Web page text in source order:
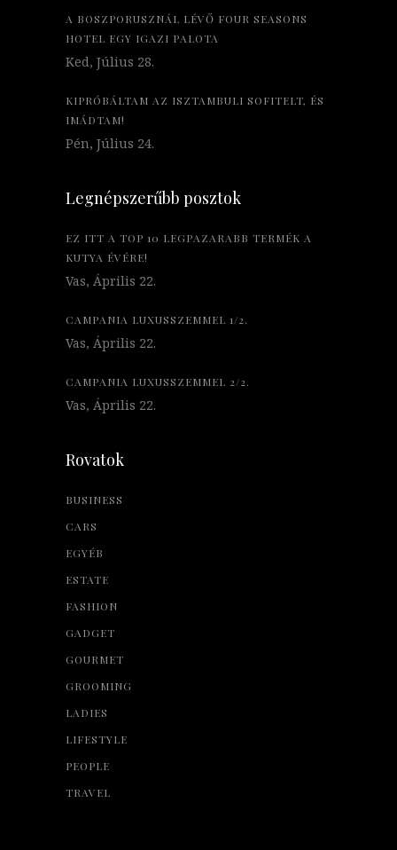
A BOSZPORUSZNÁL LÉVŐ FOUR SEASONS
HOTEL EGY IGAZI PALOTA
Ked, Július 28.
KIPRÓBÁLTAM AZ ISZTAMBULI SOFITELT, ÉS
IMÁDTAM!
Pén, Július 24.
Legnépszerűbb posztok
EZ ITT A TOP 10 LEGPAZARABB TERMÉK A
KUTYA ÉVÉRE!
Vas, Április 22.
CAMPANIA LUXUSSZEMMEL 1/2.
Vas, Április 22.
CAMPANIA LUXUSSZEMMEL 2/2.
Vas, Április 22.
Rovatok
BUSINESS
CARS
EGYÉB
ESTATE
FASHION
GADGET
GOURMET
GROOMING
LADIES
LIFESTYLE
PEOPLE
TRAVEL